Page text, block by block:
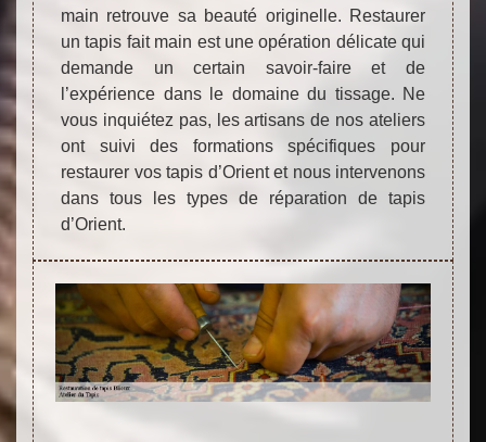
main retrouve sa beauté originelle. Restaurer
un tapis fait main est une opération délicate qui
demande un certain savoir-faire et de
l’expérience dans le domaine du tissage. Ne
vous inquiétez pas, les artisans de nos ateliers
ont suivi des formations spécifiques pour
restaurer vos tapis d’Orient et nous intervenons
dans tous les types de réparation de tapis
d’Orient.